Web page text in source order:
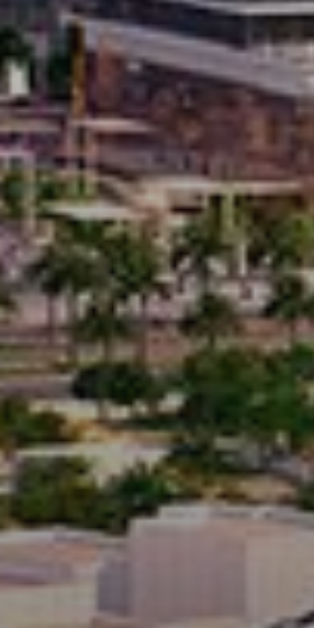
Купить
Аренда
Продажа
Новостройки
AX Journal
Каталоги
Агенты